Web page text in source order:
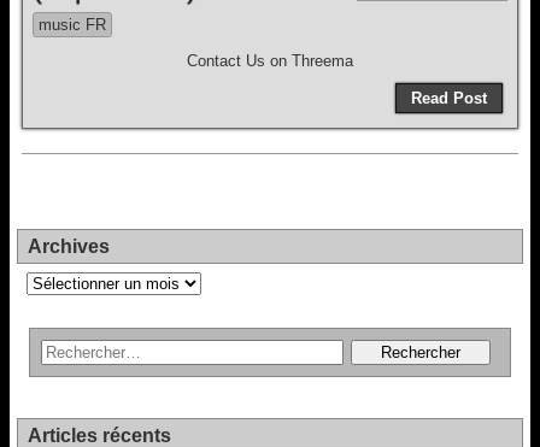
music FR
Contact Us on Threema
Read Post
Archives
Archives
Articles récents